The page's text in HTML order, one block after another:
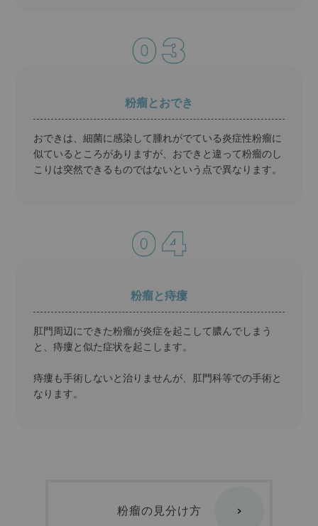
粉瘤とおでき
おできは、細菌に感染して腫れがでている炎症性粉瘤に
似ているところがありますが、おできと違って粉瘤のし
こりは突然できるものではないという点で異なります。
粉瘤と痔瘻
肛門周辺にできた粉瘤が炎症を起こして膿んでしまう
と、痔瘻と似た症状を起こします。
痔瘻も手術しないと治りませんが、肛門科等での手術と
なります。
粉瘤の見分け方